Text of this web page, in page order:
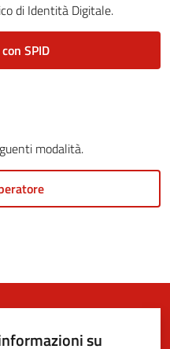
di Identità Digitale.
SPID
modalità.
su